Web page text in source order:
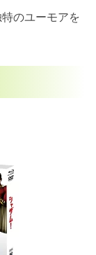
のユーモアを